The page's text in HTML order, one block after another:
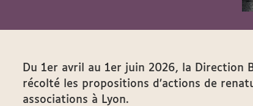
Du 1er avril au 1er juin 2026, la Direction
récolté les propositions d’actions de
associations à Lyon.